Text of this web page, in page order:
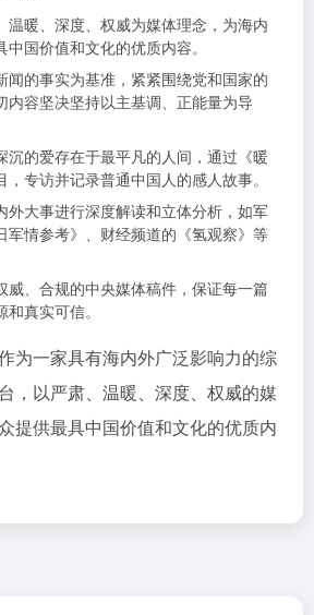
温暖、深度、权威为媒体理念，为海内
国价值和文化的优质内容。
闻的事实为基准，紧紧围绕党和国家的
内容坚决坚持以主基调、正能量为导
沉的爱存在于最平凡的人间，通过《暖
专访并记录普通中国人的感人故事。
外大事进行深度解读和立体分析，如军
军情参考》、财经频道的《氢观察》等
威、合规的中央媒体稿件，保证每一篇
真实可信。
为一家具有海内外广泛影响力的综
，以严肃、温暖、深度、权威的媒
提供最具中国价值和文化的优质内